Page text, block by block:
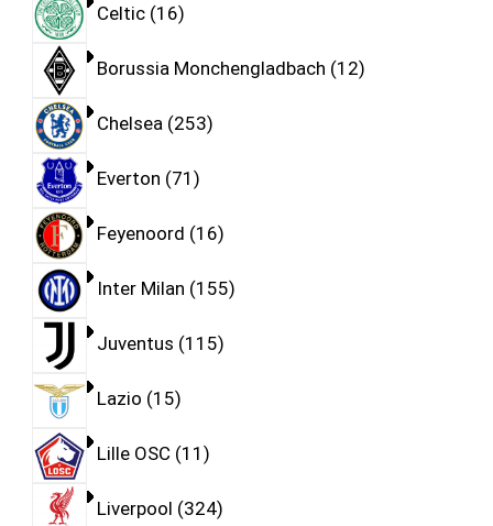
Celtic 16
Borussia Monchengladbach 12
Chelsea 253
Everton 71
Feyenoord 16
Inter Milan 155
Juventus 115
Lazio 15
Lille OSC 11
Liverpool 324